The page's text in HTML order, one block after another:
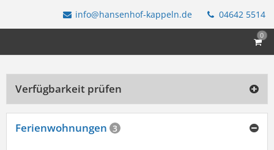
info@hansenhof-kappeln.de 04642 5514
0
Verfügbarkeit prüfen
Ferienwohnungen 3